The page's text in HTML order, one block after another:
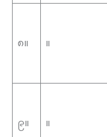
၈။ ။
၉။ ။